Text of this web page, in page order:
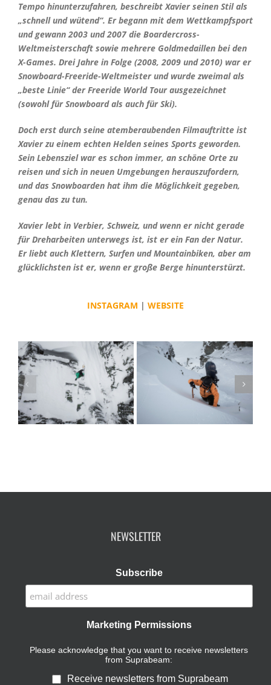
Tempo hinunterzufahren, beschreibt Xavier seinen Stil als
„schnell und wütend“. Er begann mit dem Wettkampfsport
und gewann 2003 und 2007 die Boardercross-
Weltmeisterschaft sowie mehrere Goldmedaillen bei den
X-Games. Drei Jahre in Folge (2008, 2009 und 2010) war er
Snowboard-Freeride-Weltmeister und wurde zweimal als
„beste Linie“ der Freeride World Tour ausgezeichnet
(sowohl für Snowboard als auch für Ski).
Doch erst durch seine atemberaubenden Filmauftritte ist
Xavier zu einem echten Helden seines Sports geworden.
Sein Lebensziel war es schon immer, an schöne Orte zu
reisen und sich in neuen Umgebungen herauszufordern,
und das Snowboarden hat ihm die Möglichkeit gegeben,
genau das zu tun.
Xavier lebt in Verbier, Schweiz, und wenn er nicht gerade
für Dreharbeiten unterwegs ist, ist er ein Fan der Natur.
Er liebt auch Klettern, Surfen und Mountainbiken, aber am
glücklichsten ist er, wenn er große Berge hinunterstürzt.
INSTAGRAM | WEBSITE
NEWSLETTER
Subscribe
Marketing Permissions
Please acknowledge that you want to receive newsletters
from Suprabeam:
Receive newsletters from Suprabeam